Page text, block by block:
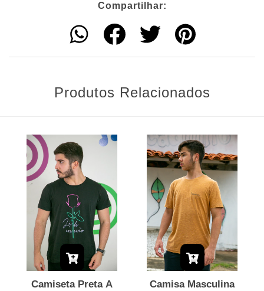
Compartilhar:
Produtos Relacionados
Camiseta Preta A
Camisa Masculina